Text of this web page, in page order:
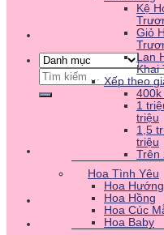
Tìm
kiếm:
Kệ
Giỏ
Lan
Khai
Xếp theo
400k
1
triệu
1,5
triệu
Trên
Hoa Tình Yêu
Hoa
Hoa Hồng
Hoa Cúc
Hoa Baby